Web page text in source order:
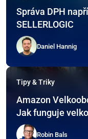
Správa DPH
SELLERLOGIC
Daniel Hannig
Tipy & Triky
Amazon
Jak funguje
Robin Bals